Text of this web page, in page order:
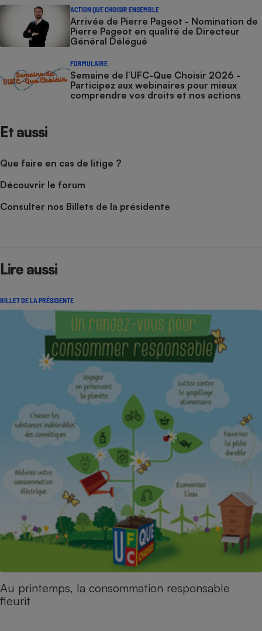
ACTION QUE CHOISIR ENSEMBLE
Arrivée de Pierre Pageot - Nomination de
Pierre Pageot en qualité de Directeur
Général Délégué
FORMULAIRE
Semaine de l’UFC-Que Choisir 2026 -
Participez aux webinaires pour mieux
comprendre vos droits et nos actions
Et aussi
Que faire en cas de litige ?
Découvrir le forum
Consulter nos Billets de la présidente
Lire aussi
BILLET DE LA PRÉSIDENTE
Au printemps, la consommation responsable
fleurit
Cafetière à expressos